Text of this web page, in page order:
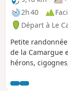
2h 40
Départ à Le
Petite
de la Camargue
hérons,
traverser et